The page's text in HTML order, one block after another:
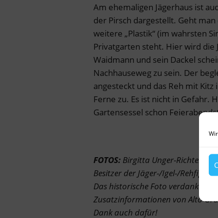
Am ehemaligen Jägerhaus ist
der Pirsch dargestellt. Geht
weitere „Plastik“ (im wahrsten
Privatgarten steht. Hier wird
Waidmann und sein Dackel
Nachhauseweg zu sein. Der
angesteckt und das Reh mit
Ferne zu. Es ist nicht in
Gartensessel schon
FOTOS: Birgitta Unger-Richter bis
Besitzer der Jäger-/Igel-/
Das historische Foto verdanke
Zusatzinformationen von Alto
Dank auch dafür!